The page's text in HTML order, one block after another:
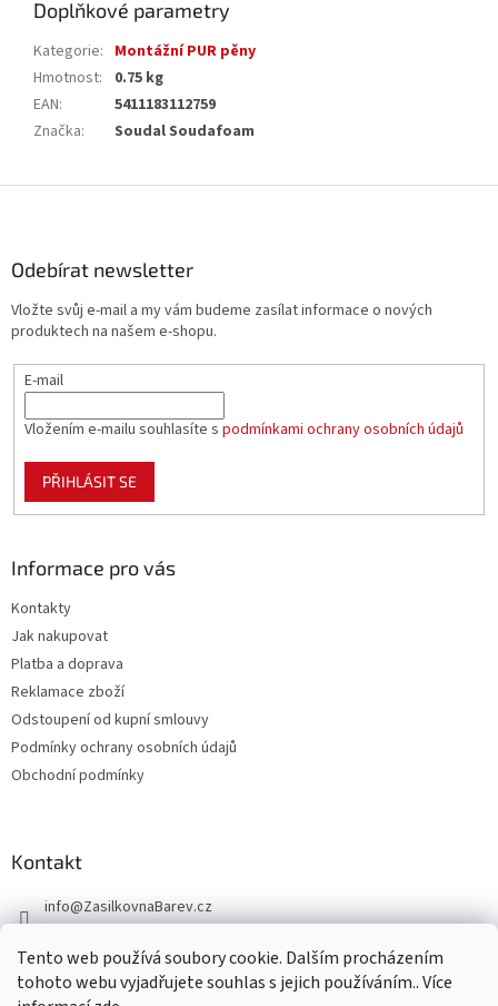
Tento web používá soubory cookie. Dalším procházením
tohoto webu vyjadřujete souhlas s jejich používáním.. Více
Doplňkové parametry
Kategorie: Montážní PUR pěny
Hmotnost:
0.75 kg
EAN:
5411183112759
Značka: Soudal Soudafoam
Odebírat newsletter
Vložte svůj e-mail a my vám budeme zasílat informace o nových
produktech na našem e-shopu.
E-mail
Vložením e-mailu souhlasíte s podmínkami ochrany osobních údajů
PŘIHLÁSIT SE
Informace pro vás
Kontakty
Jak nakupovat
Platba a doprava
Reklamace zboží
Odstoupení od kupní smlouvy
Podmínky ochrany osobních údajů
Obchodní podmínky
Kontakt
info@ZasilkovnaBarev.cz